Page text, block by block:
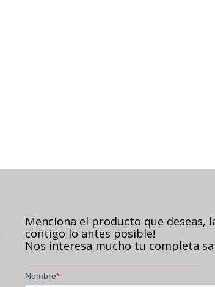
Menciona el producto que deseas,
contigo lo antes posible!
Nos interesa mucho tu completa